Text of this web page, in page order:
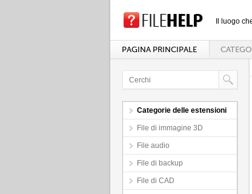
Il luogo
PAGINA PRINCIPALE
Categorie delle estensioni
File di immagine 3D
File audio
File di backup
File di CAD